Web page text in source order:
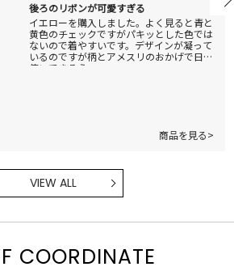
後ろのリボンが可愛すぎる
イエローを購入しました。よく見ると青と
黄色のチェックですがパキッとした色では
ないので着やすいです。デザインが凝って
いるのですが柄とアメスリのおかげで日常
使いできそう。
商品を見る>
VIEW ALL
COORDINATE